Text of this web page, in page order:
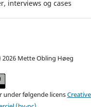
interviews og cases
Mette Obling Høeg
under følgende licens